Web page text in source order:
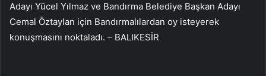
Adayı Yücel Yılmaz ve Bandırma Belediye Başkan Adayı
Cemal Öztaylan için Bandırmalılardan oy isteyerek
konuşmasını noktaladı. – BALIKESİR